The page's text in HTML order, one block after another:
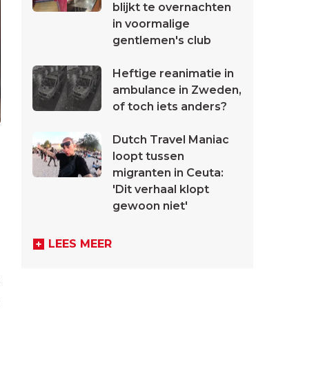
blijkt te overnachten
in voormalige
gentlemen's club
Heftige reanimatie in
ambulance in Zweden,
of toch iets anders?
Dutch Travel Maniac
loopt tussen
migranten in Ceuta:
'Dit verhaal klopt
gewoon niet'
LEES MEER